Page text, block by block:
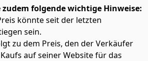
zudem folgende wichtige Hinweise:
könnte seit der letzten
sein.
zu dem Preis, den der Verkäufer
auf seiner Website für das